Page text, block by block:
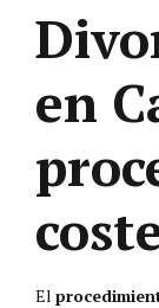
en
El